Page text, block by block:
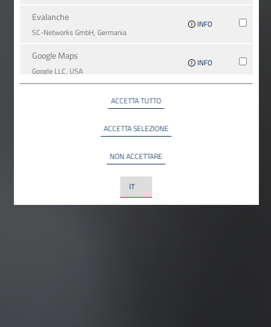
Evalanche
SC-Networks GmbH, Germania
INFO
Google Maps
Google LLC, USA
INFO
ACCETTA TUTTO
ACCETTA SELEZIONE
NON ACCETTARE